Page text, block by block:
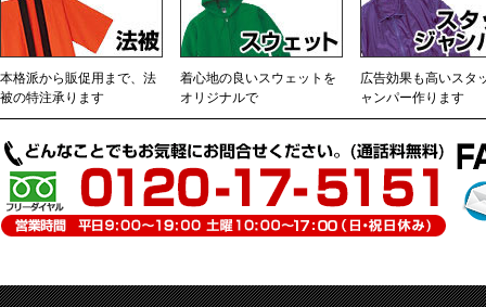
本格派から販促用まで、法
被の特注承ります
着心地の良いスウェットを
オリジナルで
広告効果も高いスタ
ャンパー作ります